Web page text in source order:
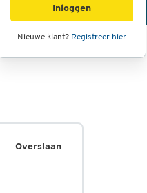
Inloggen
Nieuwe klant? Registreer hier
Overslaan